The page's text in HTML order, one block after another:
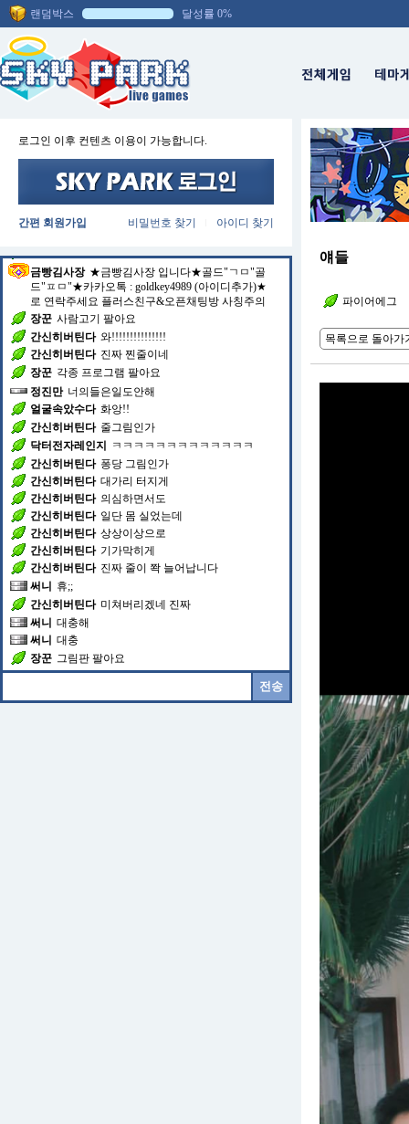
랜덤박스 달성률 0%
로그인 이후 컨텐츠 이용이 가능합니다.
간편 회원가입 아이디 찾기
비밀번호 찾기
채팅방에 입장하셨습니다.
간신히버틴다
간신히버틴다 제대로
간신히버틴다 잡고
간신히버틴다
동까스 제육
간신히버틴다 든든하게 먹으러
간신히버틴다
영자형님
간신히버틴다
밀어주십쇼
장꾼 돼지고기 팔아요
금빵김사장 ★금빵김사장 입니다★골드"ㄱㅁ"골
드"ㅍㅁ"★카카오톡 : goldkey4989 (아이디추가)★
로 연락주세요 플러스친구&오픈채팅방 사칭주의
장꾼 사람고기 팔아요
간신히버틴다 와!!!!!!!!!!!!!!!
간신히버틴다 진짜 찐줄이네
장꾼 각종 프로그램 팔아요
정진만 너의들은일도안해
얼굴속았수다 화앙!!
간신히버틴다 줄그림인가
닥터전자레인지
ㅋㅋㅋㅋㅋㅋㅋㅋㅋㅋㅋㅋㅋ
간신히버틴다 퐁당 그림인가
간신히버틴다 대가리 터지게
간신히버틴다 의심하면서도
간신히버틴다 일단 몸 실었는데
간신히버틴다 상상이상으로
간신히버틴다 기가막히게
간신히버틴다 진짜 줄이 쫙 늘어납니다
써니
휴;;
간신히버틴다 미쳐버리겠네 진짜
써니 대충해
써니 대충
장꾼 그림판 팔아요
얘들
파이어에그
목록으로 돌아가